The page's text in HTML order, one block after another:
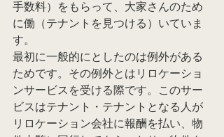
手数料）をもらって、大家さんのため
に働（テナントを見つける）いていま
す。
最初に一般的にとしたのは例外がある
ためです。その例外とはリロケーショ
ンサービスを受ける際です。このサー
ビスはテナント・テナントとなる人が
リロケーション会社に報酬を払い、物